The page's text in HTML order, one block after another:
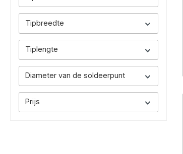
Tipbreedte
Tiplengte
Diameter van de soldeerpunt
Prijs